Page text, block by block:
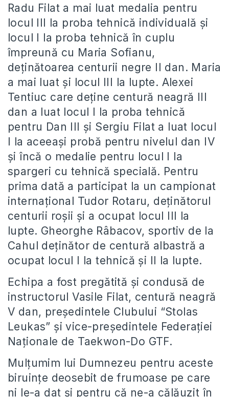
Radu Filat a mai luat medalia pentru
locul III la proba tehnică individuală și
locul I la proba tehnică în cuplu
împreună cu Maria Sofianu,
deținătoarea centurii negre II dan. Maria
a mai luat și locul III la lupte. Alexei
Tentiuc care deține centură neagră III
dan a luat locul I la proba tehnică
pentru Dan III și Sergiu Filat a luat locul
I la aceeași probă pentru nivelul dan IV
și încă o medalie pentru locul I la
spargeri cu tehnică specială. Pentru
prima dată a participat la un campionat
internațional Tudor Rotaru, deținătorul
centurii roșii și a ocupat locul III la
lupte. Gheorghe Râbacov, sportiv de la
Cahul deținător de centură albastră a
ocupat locul I la tehnică și II la lupte.
Echipa a fost pregătită și condusă de
instructorul Vasile Filat, centură neagră
V dan, președintele Clubului “Stolas
Leukas” și vice-președintele Federației
Naționale de Taekwon-Do GTF.
Mulțumim lui Dumnezeu pentru aceste
biruințe deosebit de frumoase pe care
ni le-a dat și pentru că ne-a călăuzit în